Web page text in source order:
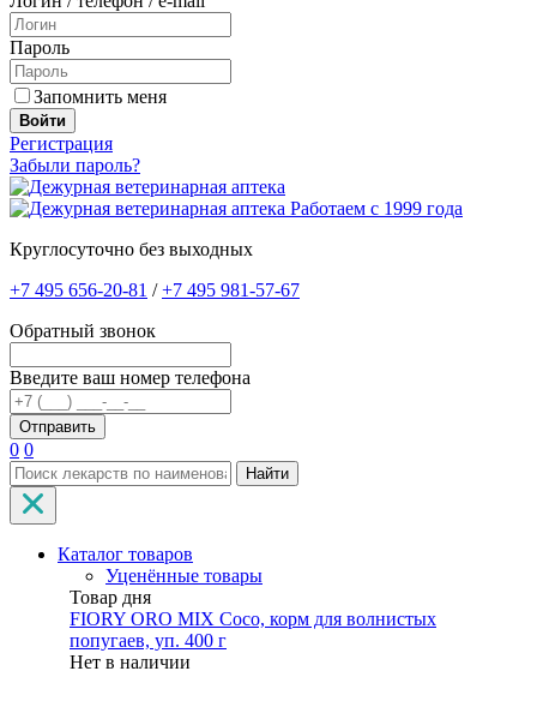
Пароль
Запомнить меня
Войти
Регистрация
Забыли пароль?
Работаем с 1999 года
Круглосуточно без выходных
+7 495 656-20-81 /+7 495 981-57-67
Обратный звонок
Введите ваш номер телефона
0 0
Найти
Каталог товаров
Уценённые товары
Товар дня
FIORY ORO MIX Coco, корм для волнистых
попугаев, уп. 400 г
Нет в наличии